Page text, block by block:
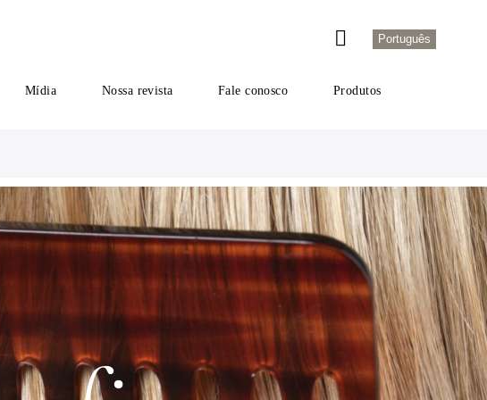
Português
Mídia Nossa revista Fale conosco Produtos